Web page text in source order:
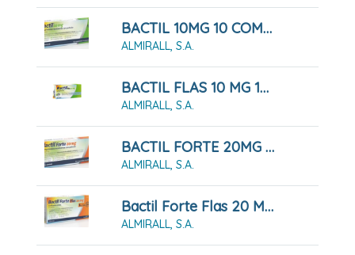
BACTIL 10MG 10 COMPRIMIDOS
ALMIRALL, S.A.
BACTIL FLAS 10 MG 10 LIOFILIZADOS ORALES
ALMIRALL, S.A.
BACTIL FORTE 20MG 10 COMPRIMIDOS
ALMIRALL, S.A.
Bactil Forte Flas 20 Mg 10 Liofilizados Orales
ALMIRALL, S.A.